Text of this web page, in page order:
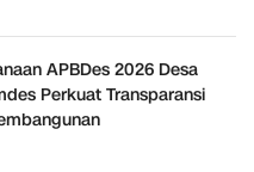
APBDes 2026 Desa
Perkuat Transparansi